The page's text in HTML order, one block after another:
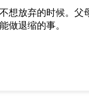
放弃的时候。父
做退缩的事。